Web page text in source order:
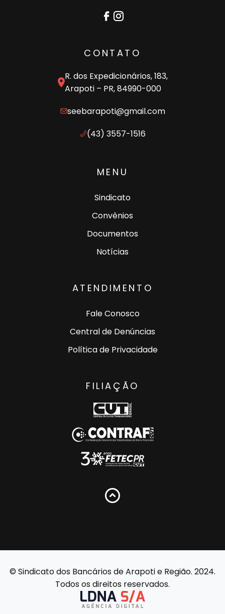
CONTATO
R. dos Expedicionários, 183,
Arapoti – PR, 84990-000
seebarapoti@gmail.com
(43) 3557-1516
MENU
Sindicato
Convênios
Documentos
Notícias
ATENDIMENTO
Fale Conosco
Central de Denúncias
Política de Privacidade
FILIAÇÃO
© Sindicato dos Bancários de Arapoti e Região. 2024.
Todos os direitos reservados.